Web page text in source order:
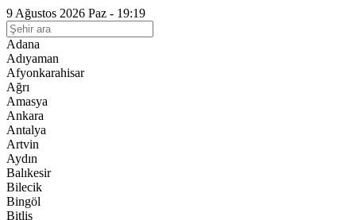
9 Ağustos 2026 Paz - 19:19
Adana
Adıyaman
Afyonkarahisar
Ağrı
Amasya
Ankara
Antalya
Artvin
Aydın
Balıkesir
Bilecik
Bingöl
Bitlis